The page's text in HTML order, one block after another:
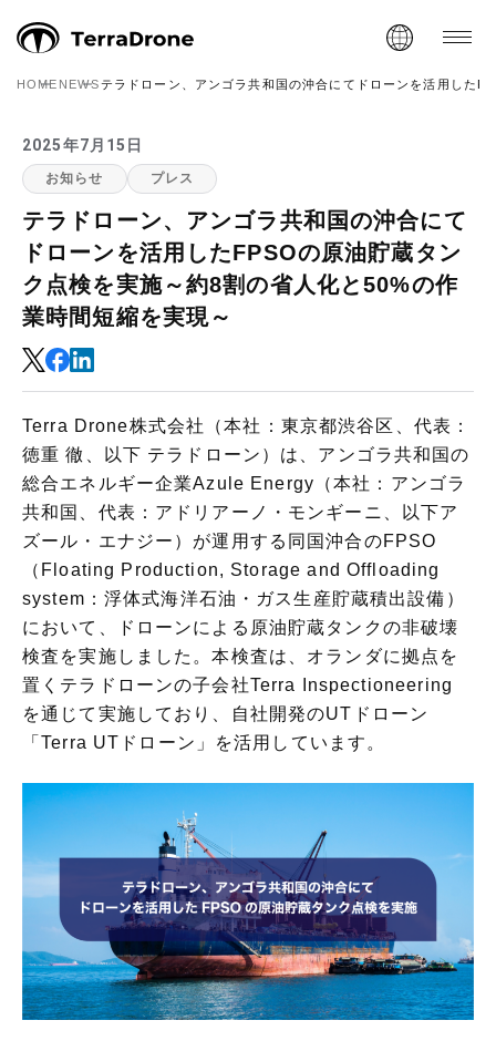
HOME NEWSテラドローン、アンゴラ共和国の沖合にてドローンを活用した
2025年7月15日
お知らせ プレス
テラドローン、アンゴラ共和国の沖合にて
ドローンを活用したFPSOの原油貯蔵タン
ク点検を実施～約8割の省人化と50%の作
業時間短縮を実現～
Terra Drone株式会社（本社：東京都渋谷区、代表：
徳重 徹、以下 テラドローン）は、アンゴラ共和国の
総合エネルギー企業Azule Energy（本社：アンゴラ
共和国、代表：アドリアーノ・モンギーニ、以下ア
ズール・エナジー）が運用する同国沖合のFPSO
（Floating Production, Storage and Offloading
system：浮体式海洋石油・ガス生産貯蔵積出設備）
において、ドローンによる原油貯蔵タンクの非破壊
検査を実施しました。本検査は、オランダに拠点を
置くテラドローンの子会社Terra Inspectioneering
を通じて実施しており、自社開発のUTドローン
「Terra UTドローン」を活用しています。